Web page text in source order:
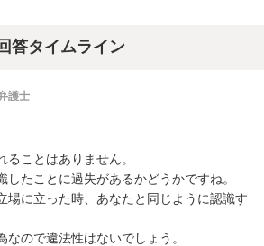
答タイムライン
護士
ことはありません。
したことに過失があるかどうかですね。
場に立った時、あなたと同じように認識す
ので違法性はないでしょう。